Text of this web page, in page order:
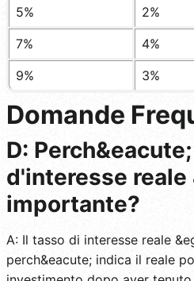
5%
2%
7%
4%
9%
3%
Domande
D:
d'interesse reale
importante?
A: Il tasso di interesse reale
perch&eacute; indica il reale